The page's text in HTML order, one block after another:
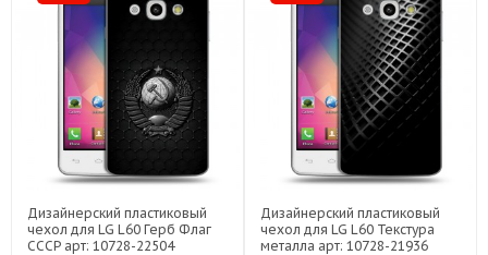
Дизайнерский пластиковый
чехол для LG L60 Герб Флаг
СССР арт: 10728-22504
Дизайнерский пластиковый
чехол для LG L60 Текстура
металла арт: 10728-21936